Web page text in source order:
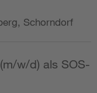
Schorndorf
w/d) als SOS-